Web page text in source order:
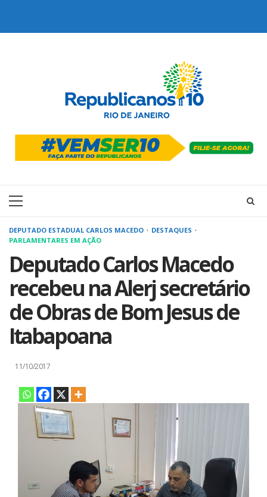
Primary
DEPUTADO ESTADUAL CARLOS MACEDO
DESTAQUES
PARLAMENTARES EM AÇÃO
Deputado Carlos Macedo
recebe​u​ na Alerj secretário
de Obras de Bom Jesus​ de
Itabapoana​
11/10/2017